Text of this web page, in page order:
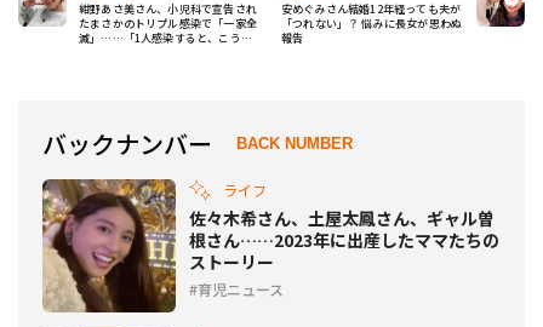
紺野あさ美さん、小児科で宣告され
たまさかのトリプル感染で「一家全
滅」……「1人感染すると、こうな
安めぐみさん結婚12年経っても夫が
「つれない」？ 悩みに長女が思わぬ
報告
バックナンバー BACK NUMBER
ライフ
佐々木希さん、土屋太鳳さん、ギャル曽
根さん……2023年に出産したママたちの
ストーリー
育児ニュース